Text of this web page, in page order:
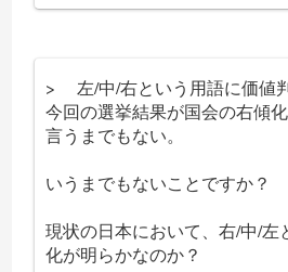
> 左/中/右という用語に価値
今回の選挙結果が国会の右傾
言うまでもない。
いうまでもないことですか？
現状の日本において、右/中/左
化が明らかなのか？